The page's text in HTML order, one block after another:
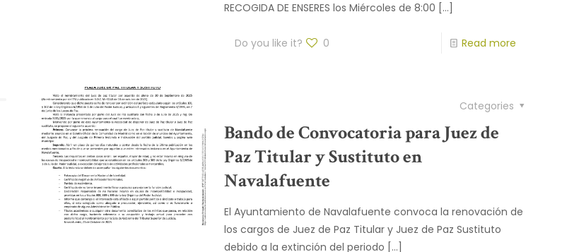
RECOGIDA DE ENSERES los Miércoles de 8:00 […]
Do you like it? 0 Read more
Categories
Bando de Convocatoria para Juez de
Paz Titular y Sustituto en
Navalafuente
El Ayuntamiento de Navalafuente convoca la renovación de
los cargos de Juez de Paz Titular y Juez de Paz Sustituto
debido a la extinción del periodo […]